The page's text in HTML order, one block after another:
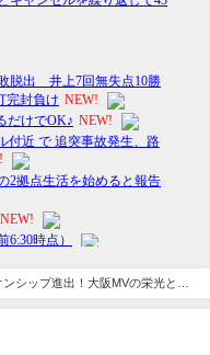
シップ進出！大阪MVの栄光とそ